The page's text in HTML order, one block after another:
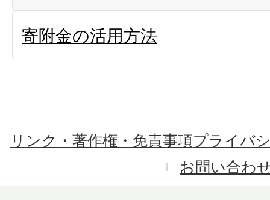
寄附金の活用方法
リンク・著作権・免責事項プライバ
お問い合わ